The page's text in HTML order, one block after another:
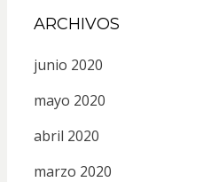
ARCHIVOS
junio 2020
mayo 2020
abril 2020
marzo 2020